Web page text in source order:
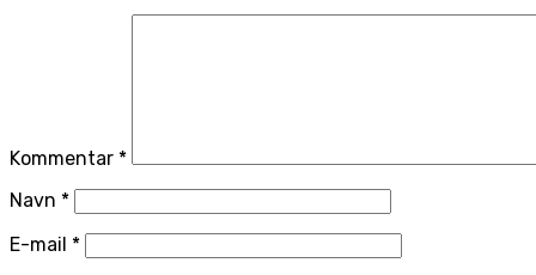
Kommentar *
Navn *
E-mail *